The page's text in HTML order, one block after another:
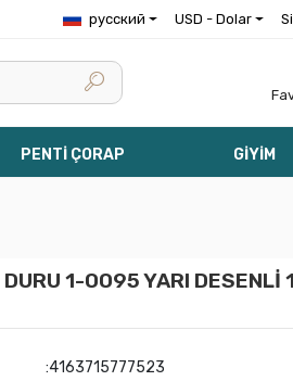
русский USD - Dolar
PENTİ ÇORAP GİYİM
DURU 1-0095 YARI
:4163715777523